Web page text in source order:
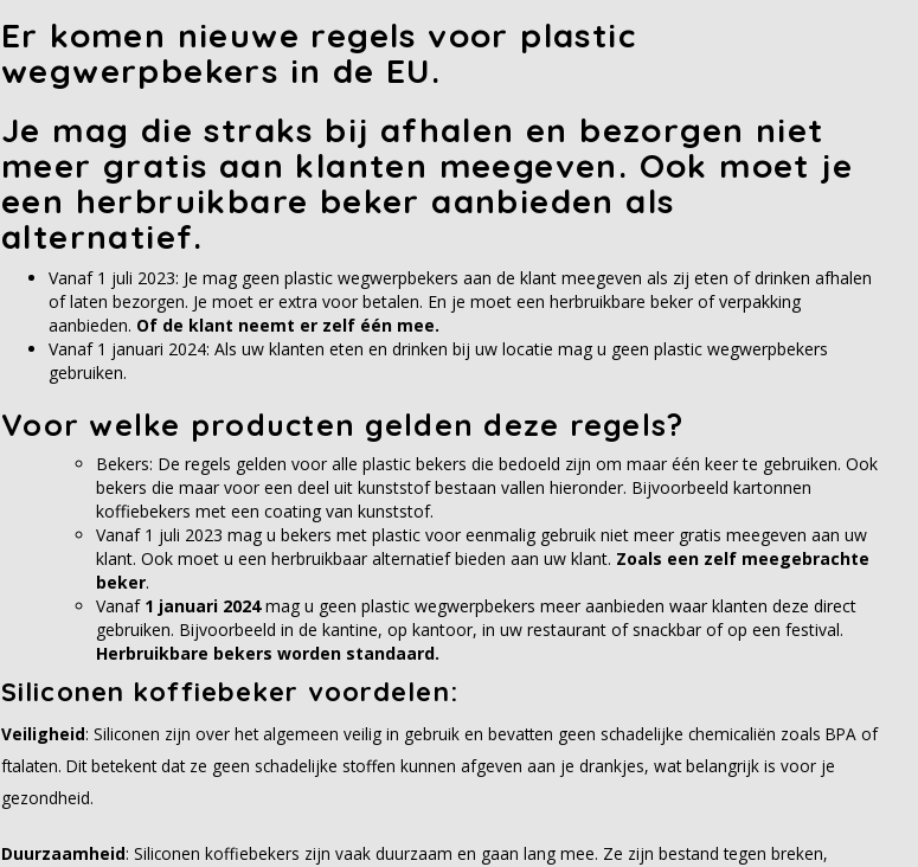
Er komen nieuwe regels voor plastic
wegwerpbekers in de EU.
Je mag die straks bij afhalen en bezorgen niet
meer gratis aan klanten meegeven. Ook moet je
een herbruikbare beker aanbieden als
alternatief.
Vanaf 1 juli 2023: Je mag geen plastic wegwerpbekers aan de klant meegeven als zij eten of drinken afhalen
of laten bezorgen. Je moet er extra voor betalen. En je moet een herbruikbare beker of verpakking
aanbieden. Of de klant neemt er zelf één mee.
Vanaf 1 januari 2024: Als uw klanten eten en drinken bij uw locatie mag u geen plastic wegwerpbekers
gebruiken.
Voor welke producten gelden deze regels?
Bekers: De regels gelden voor alle plastic bekers die bedoeld zijn om maar één keer te gebruiken. Ook
bekers die maar voor een deel uit kunststof bestaan vallen hieronder. Bijvoorbeeld kartonnen
koffiebekers met een coating van kunststof.
Vanaf 1 juli 2023 mag u bekers met plastic voor eenmalig gebruik niet meer gratis meegeven aan uw
klant. Ook moet u een herbruikbaar alternatief bieden aan uw klant. Zoals een zelf meegebrachte
beker.
Vanaf 1 januari 2024mag u geen plastic wegwerpbekers meer aanbieden waar klanten deze direct
gebruiken. Bijvoorbeeld in de kantine, op kantoor, in uw restaurant of snackbar of op een festival.
Herbruikbare bekers worden standaard.
Siliconen koffiebeker voordelen:
Veiligheid: Siliconen zijn over het algemeen veilig in gebruik en bevatten geen schadelijke chemicaliën zoals BPA of
ftalaten. Dit betekent dat ze geen schadelijke stoffen kunnen afgeven aan je drankjes, wat belangrijk is voor je
gezondheid.
Duurzaamheid: Siliconen koffiebekers zijn vaak duurzaam en gaan lang mee. Ze zijn bestand tegen breken,